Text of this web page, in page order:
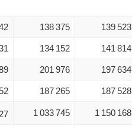
138 375 139 523
134 152 141 814
201 976 197 634
187 265 187 528
1 033 745 1 150 168